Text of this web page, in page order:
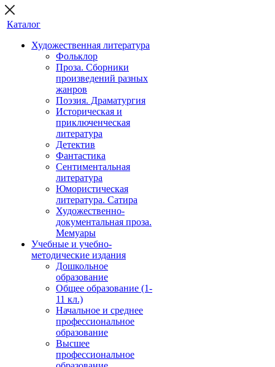
Каталог
Художественная литература
Фольклор
Проза. Сборники
произведений разных
жанров
Поэзия. Драматургия
Историческая и
приключенческая
литература
Детектив
Фантастика
Сентиментальная
литература
Юмористическая
литература. Сатира
Художественно-
документальная проза.
Мемуары
Учебные и учебно-
методические издания
Дошкольное
образование
Общее образование (1-
11 кл.)
Начальное и среднее
профессиональное
образование
Высшее
профессиональное